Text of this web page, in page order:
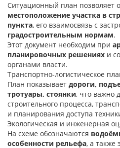
Ситуационный план позволяет
местоположение участка в
пункта, его взаимосвязь с
градостроительным нормам.
Этот документ необходим при
планировочных решениях и
органами власти.
Транспортно-логистическое
План показывает дороги,
тротуары, стоянки, что важно
строительного процесса,
и планирования доступа
Экологическая и инженерная
На схеме обозначаются
особенности рельефа, а также